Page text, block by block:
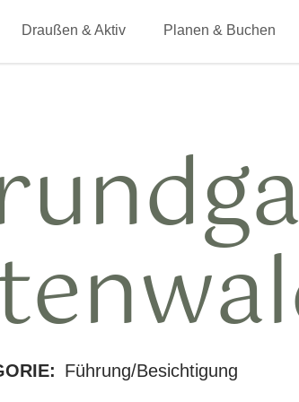
Draußen & Aktiv Planen & Buchen
Führung/Besichtigung